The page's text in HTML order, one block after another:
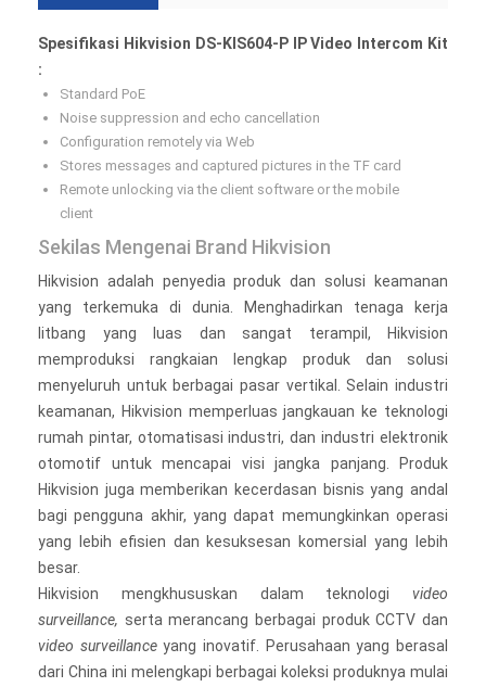
Spesifikasi Hikvision DS-KIS604-P IP Video Intercom Kit
:
Standard PoE
Noise suppression and echo cancellation
Configuration remotely via Web
Stores messages and captured pictures in the TF card
Remote unlocking via the client software or the mobile
client
Sekilas Mengenai Brand Hikvision
Hikvision adalah penyedia produk dan solusi keamanan
yang terkemuka di dunia. Menghadirkan tenaga kerja
litbang yang luas dan sangat terampil, Hikvision
memproduksi rangkaian lengkap produk dan solusi
menyeluruh untuk berbagai pasar vertikal. Selain industri
keamanan, Hikvision memperluas jangkauan ke teknologi
rumah pintar, otomatisasi industri, dan industri elektronik
otomotif untuk mencapai visi jangka panjang. Produk
Hikvision juga memberikan kecerdasan bisnis yang andal
bagi pengguna akhir, yang dapat memungkinkan operasi
yang lebih efisien dan kesuksesan komersial yang lebih
besar.
Hikvision mengkhususkan dalam teknologi video
surveillance, serta merancang berbagai produk CCTV dan
video surveillanceyang inovatif. Perusahaan yang berasal
dari China ini melengkapi berbagai koleksi produknya mulai